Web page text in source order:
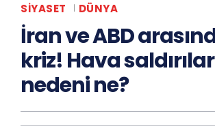
SIYASET DÜNYA
İran ve ABD
kriz! Hava
nedeni ne?